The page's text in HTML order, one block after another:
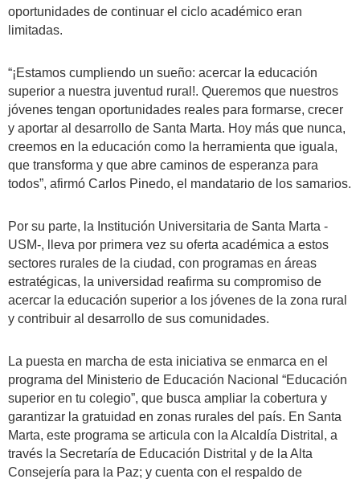
oportunidades de continuar el ciclo académico eran
limitadas.
“¡Estamos cumpliendo un sueño: acercar la educación
superior a nuestra juventud rural!. Queremos que nuestros
jóvenes tengan oportunidades reales para formarse, crecer
y aportar al desarrollo de Santa Marta. Hoy más que nunca,
creemos en la educación como la herramienta que iguala,
que transforma y que abre caminos de esperanza para
todos”, afirmó Carlos Pinedo, el mandatario de los samarios.
Por su parte, la Institución Universitaria de Santa Marta -
USM-, lleva por primera vez su oferta académica a estos
sectores rurales de la ciudad, con programas en áreas
estratégicas, la universidad reafirma su compromiso de
acercar la educación superior a los jóvenes de la zona rural
y contribuir al desarrollo de sus comunidades.
La puesta en marcha de esta iniciativa se enmarca en el
programa del Ministerio de Educación Nacional “Educación
superior en tu colegio”, que busca ampliar la cobertura y
garantizar la gratuidad en zonas rurales del país. En Santa
Marta, este programa se articula con la Alcaldía Distrital, a
través la Secretaría de Educación Distrital y de la Alta
Consejería para la Paz; y cuenta con el respaldo de